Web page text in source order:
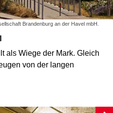
Brandenburg an der Havel mbH.
als Wiege der Mark. Gleich
von der langen